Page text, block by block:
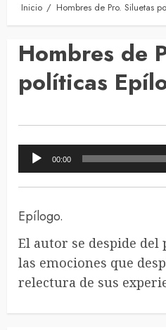
Inicio Hombres de Pro. Siluetas
Hombres de
políticas
Reproductor
de
audio
00:00
Epílogo.
El autor se despide
las emociones que
relectura de sus